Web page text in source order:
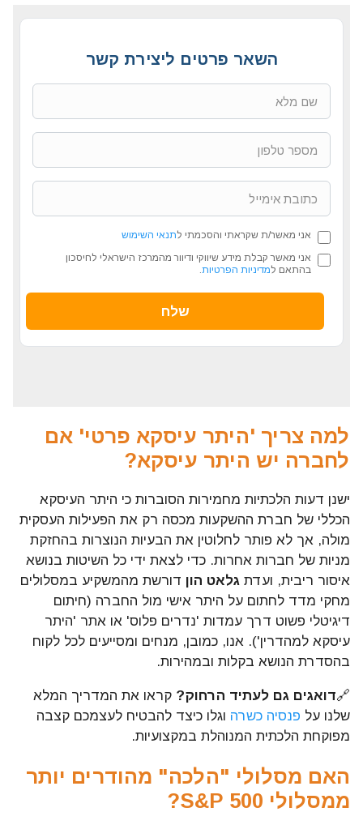
השאר פרטים ליצירת קשר
אני מאשר/ת שקראתי והסכמתי לתנאי השימוש
אני מאשר קבלת מידע שיווקי ודיוור מהמרכז הישראלי לחיסכון
בהתאם למדיניות הפרטיות.
למה צריך 'היתר עיסקא פרטי' אם
לחברה יש היתר עיסקא?
ישנן דעות הלכתיות מחמירות הסוברות כי היתר העיסקא
הכללי של חברת ההשקעות מכסה רק את הפעילות העסקית
מולה, אך לא פותר לחלוטין את הבעיות הנוצרות בהחזקת
מניות של חברות אחרות. כדי לצאת ידי כל השיטות בנושא
איסור ריבית, ועדת גלאט הון דורשת מהמשקיע במסלולים
מחקי מדד לחתום על היתר אישי מול החברה (חיתום
דיגיטלי פשוט דרך עמדות 'נדרים פלוס' או אתר 'היתר
עיסקא למהדרין'). אנו, כמובן, מנחים ומסייעים לכל לקוח
בהסדרת הנושא בקלות ובמהירות.
🔗דואגים גם לעתיד הרחוק? קראו את המדריך המלא
שלנו על פנסיה כשרה וגלו כיצד להבטיח לעצמכם קצבה
מפוקחת הלכתית המנוהלת במקצועיות.
האם מסלולי "הלכה" מהודרים יותר
ממסלולי S&P 500?